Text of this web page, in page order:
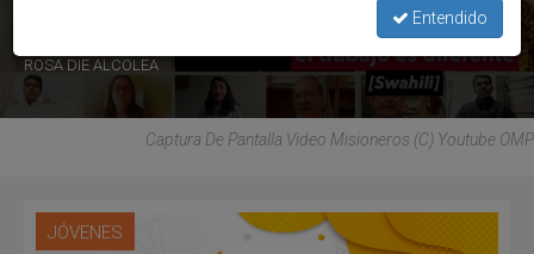
ROSA DIE ALCOLEA
Captura De Pantalla Video Misioneros (C) Youtube OMP
JÓVENES
Entendido